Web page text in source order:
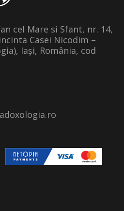
cel Mare si Sfant, nr. 14,
Casei Nicodim –
Iași, România, cod